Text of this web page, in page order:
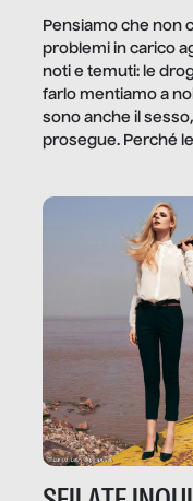
Pensiamo che non
problemi in carico
noti e temuti: le
farlo mentiamo a
sono anche il
prosegue. Perché
trae un guadagno.
quale e come.